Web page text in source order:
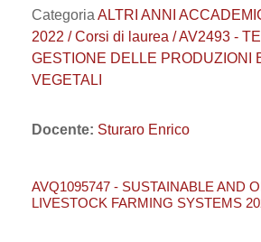
Categoria ALTRI ANNI
2022 / Corsi di laurea / AV2493 -
GESTIONE DELLE PRODUZIONI
VEGETALI
Docente: Sturaro Enrico
AVQ1095747 - SUSTAINABLE AND
LIVESTOCK FARMING SYSTEMS